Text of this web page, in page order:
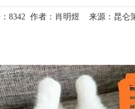
8342 作者：肖明煜 来源：昆仑